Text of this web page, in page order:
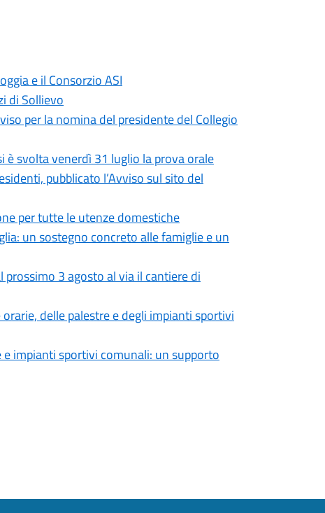
e il Consorzio ASI
di Sollievo
per la nomina del presidente del Collegio
svolta venerdì 31 luglio la prova orale
pubblicato l’Avviso sul sito del
per tutte le utenze domestiche
un sostegno concreto alle famiglie e un
3 agosto al via il cantiere di
delle palestre e degli impianti sportivi
impianti sportivi comunali: un supporto